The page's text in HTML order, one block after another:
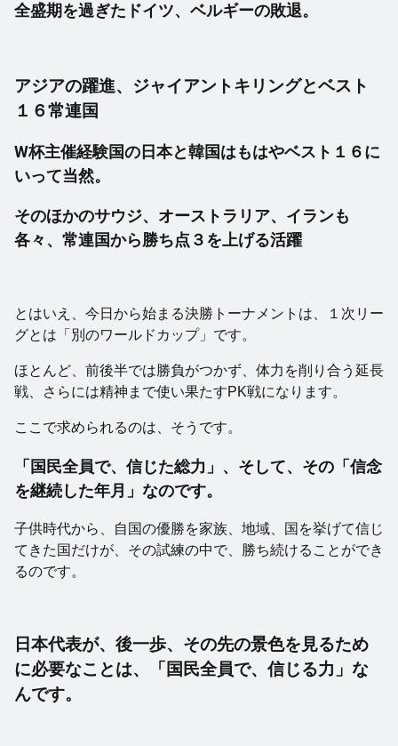
全盛期を過ぎたドイツ、ベルギーの敗退。
アジアの躍進、ジャイアントキリングとベスト
１６常連国
W杯主催経験国の日本と韓国はもはやベスト１６に
いって当然。
そのほかのサウジ、オーストラリア、イランも
各々、常連国から勝ち点３を上げる活躍
とはいえ、今日から始まる決勝トーナメントは、１次リー
グとは「別のワールドカップ」です。
ほとんど、前後半では勝負がつかず、体力を削り合う延長
戦、さらには精神まで使い果たすPK戦になります。
ここで求められるのは、そうです。
「国民全員で、信じた総力」、そして、その「信念
を継続した年月」なのです。
子供時代から、自国の優勝を家族、地域、国を挙げて信じ
てきた国だけが、その試練の中で、勝ち続けることができ
るのです。
日本代表が、後一歩、その先の景色を見るため
に必要なことは、
「国民全員で、信じる力」な
んです。